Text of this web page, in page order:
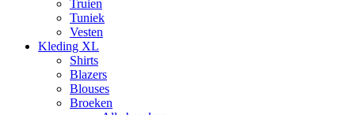
Truien
Tuniek
Vesten
Kleding XL
Shirts
Blazers
Blouses
Broeken